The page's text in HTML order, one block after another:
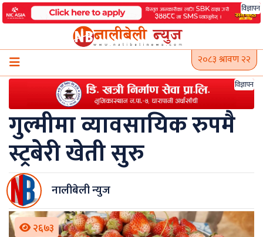
Skip
to
विज्ञापन
२०८३ श्रावण २२
विज्ञापन
गुल्मीमा व्यावसायिक रुपमै
स्ट्रबेरी खेती सुरु
नालीबेली न्युज
२६७३